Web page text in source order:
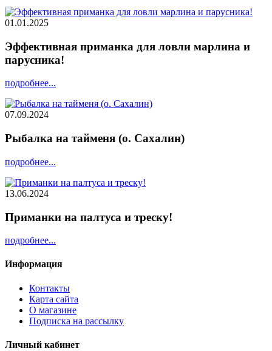
01.01.2025
Эффективная приманка для ловли марлина и
парусника!
подробнее...
07.09.2024
Рыбалка на тайменя (о. Сахалин)
подробнее...
13.06.2024
Приманки на палтуса и треску!
подробнее...
Информация
Контакты
Карта сайта
О магазине
Подписка на рассылку
Личный кабинет